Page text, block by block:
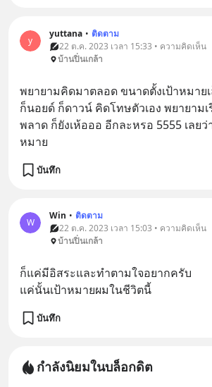
y
yuttana • ติดตาม
22 ต.ค. 2023 เวลา 15:33 • ความคิดเห็น
บ้านปิ่นเกล้า
พยายามคิดมาตลอด ขนาดตั้งเป้าหมาย
ก็นอยด์ ก็ดาวน์ คิดโทษตัวเอง พยายาม
พลาด ก็ยังเห้อออ อีกละหรอ 5555 เลยว่
หมาย
บันทึก
W
Win • ติดตาม
22 ต.ค. 2023 เวลา 15:03 • ความคิดเห็น
บ้านปิ่นเกล้า
ก็แค่มีอิสระและทำตามใจอยากครับ
แค่นั้นเป้าหมายผมในชีวิตนี้
บันทึก
กำลังนิยมในบล็อกดิต